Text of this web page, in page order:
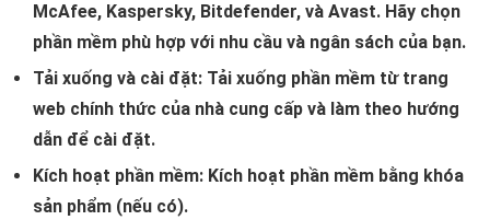
McAfee, Kaspersky, Bitdefender, và Avast. Hãy chọn
phần mềm phù hợp với nhu cầu và ngân sách của bạn.
Tải xuống và cài đặt: Tải xuống phần mềm từ trang
web chính thức của nhà cung cấp và làm theo hướng
dẫn để cài đặt.
Kích hoạt phần mềm: Kích hoạt phần mềm bằng khóa
sản phẩm (nếu có).